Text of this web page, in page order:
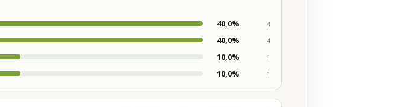
40,0%
4
40,0%
4
10,0%
1
10,0% 1